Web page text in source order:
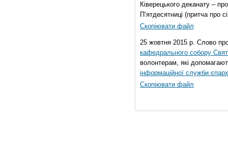
Ківерецького деканату –
П’ятдесятниці (притча про
Скопіювати файл
25 жовтня 2015 р. Слово
кафедрального собору
волонтерам, які
інформаційної служби
Скопіювати файл